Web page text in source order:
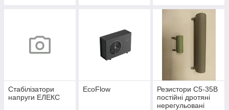
Стабілізатори
напруги ЕЛЕКС
EcoFlow
Резистори С5-35B
постійні дротяні
нерегульовані